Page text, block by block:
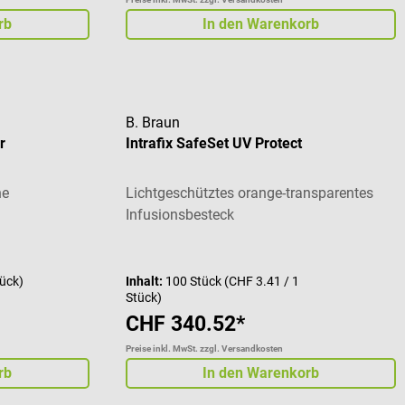
In den Warenkorb
B. Braun
Intrafix SafeSet UV Protect
Lichtgeschütztes orange-transparentes
Infusionsbesteck
Inhalt: 100 Stück (CHF 3.41 / 1
Stück)
CHF 340.52*
Preise inkl. MwSt. zzgl. Versandkosten
In den Warenkorb